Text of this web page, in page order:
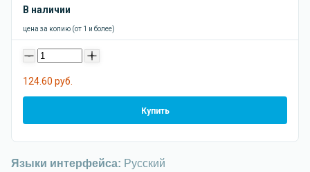
В наличии
цена за копию (от 1 и более)
- +
124.60 руб.
Купить
Языки интерфейса: Русский